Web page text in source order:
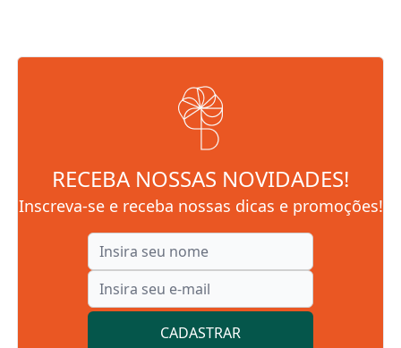
RECEBA NOSSAS NOVIDADES!
Inscreva-se e receba nossas dicas e promoções!
CADASTRAR